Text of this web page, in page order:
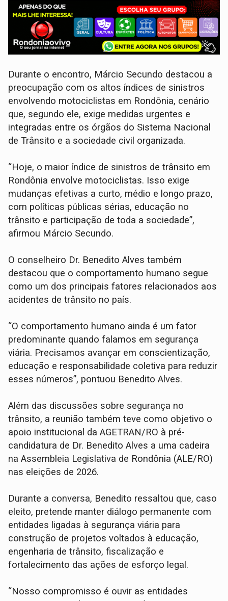
Durante o encontro, Márcio Secundo destacou a
preocupação com os altos índices de sinistros
envolvendo motociclistas em Rondônia, cenário
que, segundo ele, exige medidas urgentes e
integradas entre os órgãos do Sistema Nacional
de Trânsito e a sociedade civil organizada.
“Hoje, o maior índice de sinistros de trânsito em
Rondônia envolve motociclistas. Isso exige
mudanças efetivas a curto, médio e longo prazo,
com políticas públicas sérias, educação no
trânsito e participação de toda a sociedade”,
afirmou Márcio Secundo.
O conselheiro Dr. Benedito Alves também
destacou que o comportamento humano segue
como um dos principais fatores relacionados aos
acidentes de trânsito no país.
“O comportamento humano ainda é um fator
predominante quando falamos em segurança
viária. Precisamos avançar em conscientização,
educação e responsabilidade coletiva para reduzir
esses números”, pontuou Benedito Alves.
Além das discussões sobre segurança no
trânsito, a reunião também teve como objetivo o
apoio institucional da AGETRAN/RO à pré-
candidatura de Dr. Benedito Alves a uma cadeira
na Assembleia Legislativa de Rondônia (ALE/RO)
nas eleições de 2026.
Durante a conversa, Benedito ressaltou que, caso
eleito, pretende manter diálogo permanente com
entidades ligadas à segurança viária para
construção de projetos voltados à educação,
engenharia de trânsito, fiscalização e
fortalecimento das ações de esforço legal.
“Nosso compromisso é ouvir as entidades